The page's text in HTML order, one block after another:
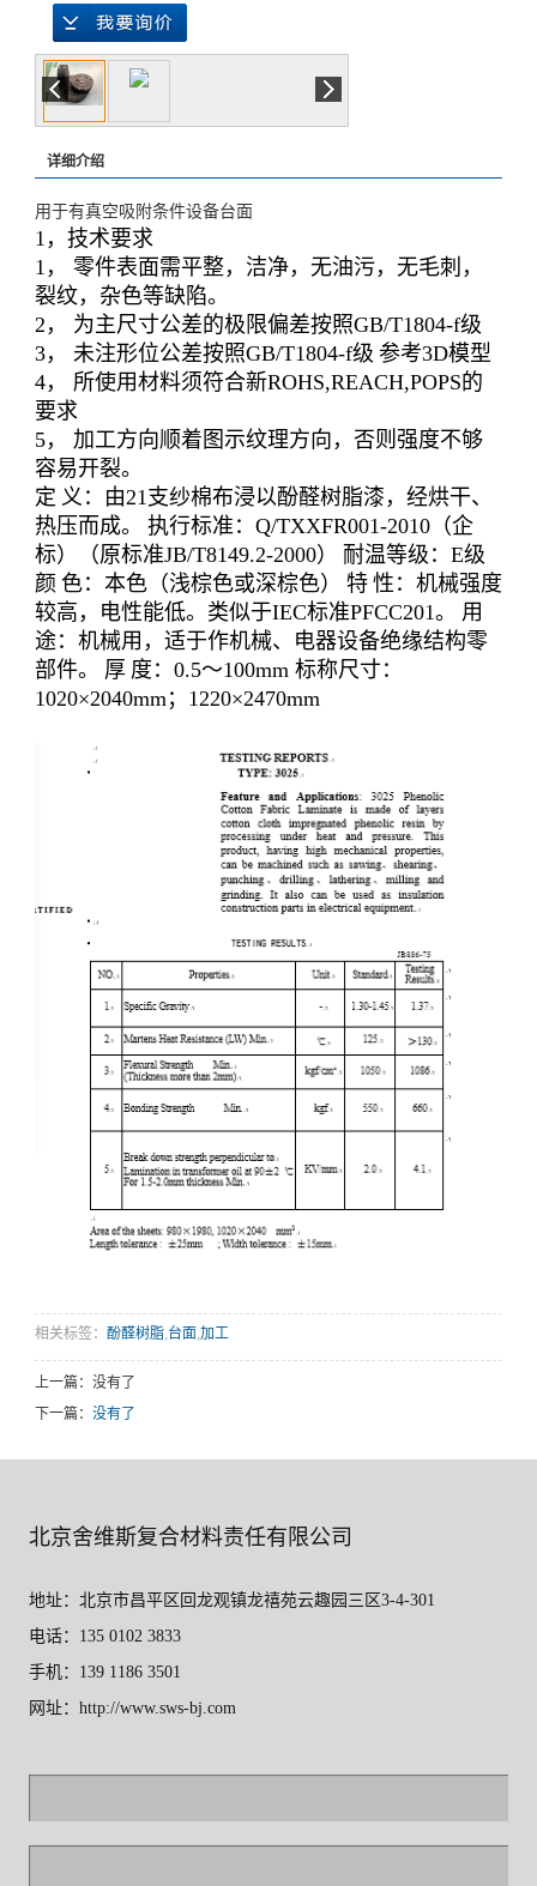
详细介绍
用于有真空吸附条件设备台面
1 ，技术要求
1 ，
零件表面需平整，洁净，无油污，无毛刺，
裂纹，杂色等缺陷。
2 ， 为主尺寸公差的极限偏差按照GB/T1804-f级
3， 未注形位公差按照GB/T1804-f级 参考3D模型
4， 所使用材料须符合新ROHS,REACH,POPS的
要求
5，
加工方向顺着图示纹理方向，否则强度不够
容易开裂。
定 义：由21 支纱棉布浸以酚醛树脂漆，经烘干、
热压而成。
执行标准： Q/TXXFR001-2010（企
标）（原标准JB/T8149.2-2000） 耐温等级： E级
颜 色：本色（浅棕色或深棕色） 特 性：机械强度
较高，电性能低。类似于IEC标准PFCC201。
用
途：机械用，适于作机械、电器设备绝缘结构零
部件。
厚 度： 0.5～100mm 标称尺寸：
1020×2040mm ； 1220×2470mm
相关标签： 酚醛树脂, 台面, 加工
上一篇：没有了
下一篇： 没有了
北京舍维斯复合材料责任有限公司
地址：北京市昌平区回龙观镇龙禧苑云趣园三区3-4-301
电话：135 0102 3833
手机：139 1186 3501
网址：http://www.sws-bj.com